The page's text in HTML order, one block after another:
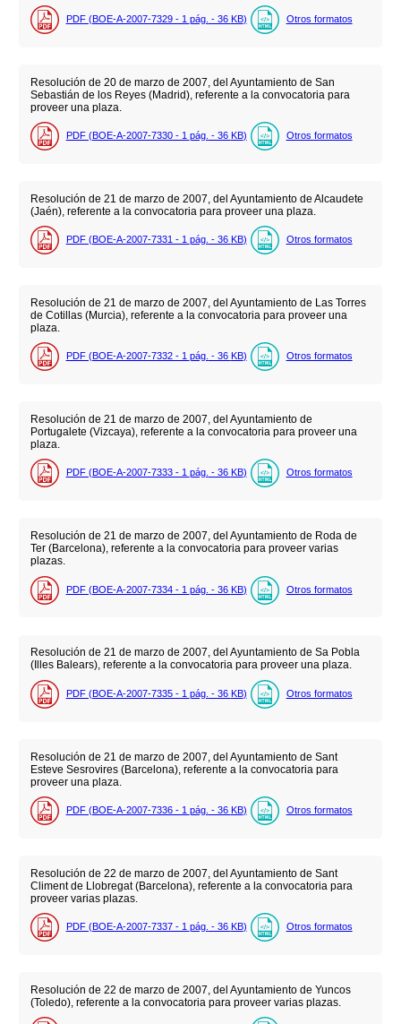
PDF (BOE-A-2007-7329 - 1 pág. - 36 KB) Otros formatos
Resolución de 20 de marzo de 2007, del Ayuntamiento de San
Sebastián de los Reyes (Madrid), referente a la convocatoria para
proveer una plaza.
PDF (BOE-A-2007-7330 - 1 pág. - 36 KB) Otros formatos
Resolución de 21 de marzo de 2007, del Ayuntamiento de Alcaudete
(Jaén), referente a la convocatoria para proveer una plaza.
PDF (BOE-A-2007-7331 - 1 pág. - 36 KB) Otros formatos
Resolución de 21 de marzo de 2007, del Ayuntamiento de Las Torres
de Cotillas (Murcia), referente a la convocatoria para proveer una
plaza.
PDF (BOE-A-2007-7332 - 1 pág. - 36 KB) Otros formatos
Resolución de 21 de marzo de 2007, del Ayuntamiento de
Portugalete (Vizcaya), referente a la convocatoria para proveer una
plaza.
PDF (BOE-A-2007-7333 - 1 pág. - 36 KB) Otros formatos
Resolución de 21 de marzo de 2007, del Ayuntamiento de Roda de
Ter (Barcelona), referente a la convocatoria para proveer varias
plazas.
PDF (BOE-A-2007-7334 - 1 pág. - 36 KB) Otros formatos
Resolución de 21 de marzo de 2007, del Ayuntamiento de Sa Pobla
(Illes Balears), referente a la convocatoria para proveer una plaza.
PDF (BOE-A-2007-7335 - 1 pág. - 36 KB) Otros formatos
Resolución de 21 de marzo de 2007, del Ayuntamiento de Sant
Esteve Sesrovires (Barcelona), referente a la convocatoria para
proveer una plaza.
PDF (BOE-A-2007-7336 - 1 pág. - 36 KB) Otros formatos
Resolución de 22 de marzo de 2007, del Ayuntamiento de Sant
Climent de Llobregat (Barcelona), referente a la convocatoria para
proveer varias plazas.
PDF (BOE-A-2007-7337 - 1 pág. - 36 KB) Otros formatos
Resolución de 22 de marzo de 2007, del Ayuntamiento de Yuncos
(Toledo), referente a la convocatoria para proveer varias plazas.